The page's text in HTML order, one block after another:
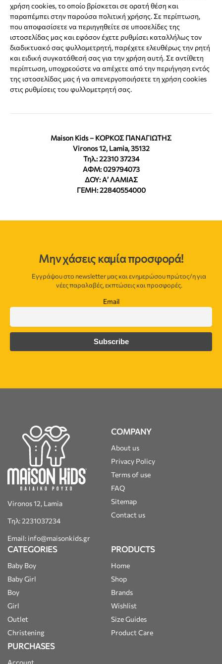
χρήση cookies, το οποίο βρίσκεται σε ορατή θέση και
παραπέμπει στην παρούσα πολιτική χρήσης. Σε περίπτωση,
που αποφασίσετε να περιηγηθείτε σε υποσελίδες της
ιστοσελίδας μας και εφόσον έχετε ρυθμίσει καταλλήλως τον
διαδικτυακό σας φυλλομετρητή, παρέχετε ελευθέρως την ρητή
και ειδική συγκατάθεσή σας για την χρήση αυτή. Σε αντίθετη
περίπτωση, υποχρεούστε να απέχετε από την περιήγηση εντός
της ιστοσελίδας μας ή να απενεργοποιήσετε τη χρήση cookies
στις ρυθμίσεις του φυλλομετρητή σας.
Maison Kids – ΚΟΡΚΟΣ ΠΑΝΑΓΙΩΤΗΣ
Vironos 12, Lamia, 35132
Τηλ.: 22310 37234
ΑΦΜ: 029794073
ΔΟΥ: Α’ ΛΑΜΙΑΣ
ΓΕΜΗ: 22840554000
Μην χάσεις καμία προσφορά!
Εγγράψου στο newsletter μας και ενημερώσου πρώτος/η για
νέες παραλαβές, εκπτώσεις και προσφορές.
Email
Vironos 12, Lamia
Τηλ: 2231037234
Email: info@maisonkids.gr
COMPANY
About us
Privacy Policy
Terms of use
FAQ
Sitemap
Contact us
CATEGORIES
Baby Boy
Baby Girl
Boy
Girl
Outlet
Christening
PRODUCTS
Home
Shop
Brands
Wishlist
Size Guides
Product Care
PURCHASES
Account